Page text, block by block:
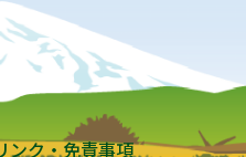
ンク・免責事項